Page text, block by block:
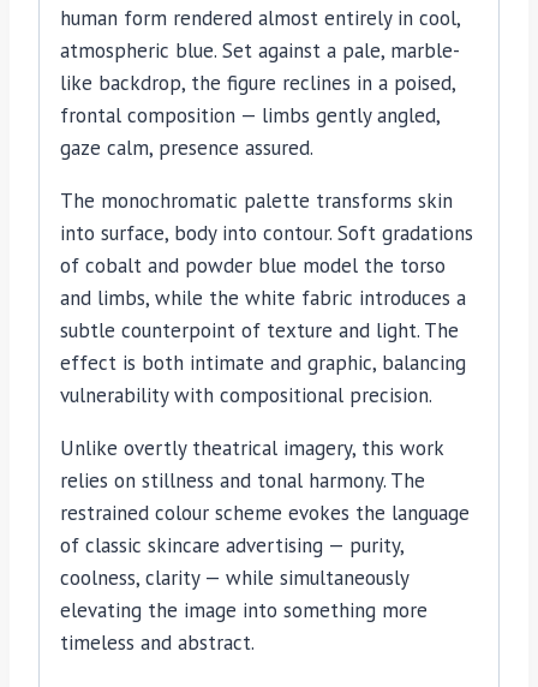
human form rendered almost entirely in cool,
atmospheric blue. Set against a pale, marble-
like backdrop, the figure reclines in a poised,
frontal composition — limbs gently angled,
gaze calm, presence assured.
The monochromatic palette transforms skin
into surface, body into contour. Soft gradations
of cobalt and powder blue model the torso
and limbs, while the white fabric introduces a
subtle counterpoint of texture and light. The
effect is both intimate and graphic, balancing
vulnerability with compositional precision.
Unlike overtly theatrical imagery, this work
relies on stillness and tonal harmony. The
restrained colour scheme evokes the language
of classic skincare advertising — purity,
coolness, clarity — while simultaneously
elevating the image into something more
timeless and abstract.